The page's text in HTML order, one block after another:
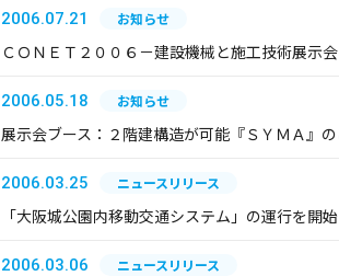
2006.07.21 お知らせ
ＣＯＮＥＴ２００６－建設機械と施工技術展示
2006.05.18 お知らせ
展示会ブース：２階建構造が可能『ＳＹＭＡ』
2006.03.25 ニュースリリース
「大阪城公園内移動交通システム」の運行を開始
2006.03.06 ニュースリリース